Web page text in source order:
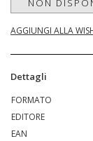
NON
AGGIUNGI ALLA
Dettagli
FORMATO
EDITORE
EAN